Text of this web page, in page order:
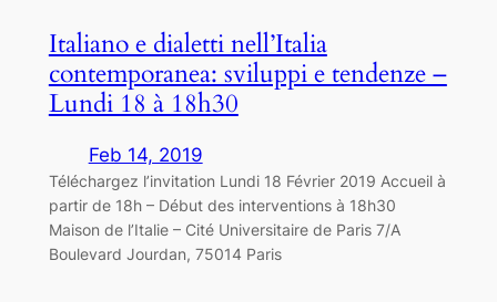
Italiano e dialetti nell’Italia
contemporanea: sviluppi e tendenze –
Lundi 18 à 18h30
Feb 14, 2019
Téléchargez l’invitation Lundi 18 Février 2019 Accueil à
partir de 18h – Début des interventions à 18h30
Maison de l’Italie – Cité Universitaire de Paris 7/A
Boulevard Jourdan, 75014 Paris